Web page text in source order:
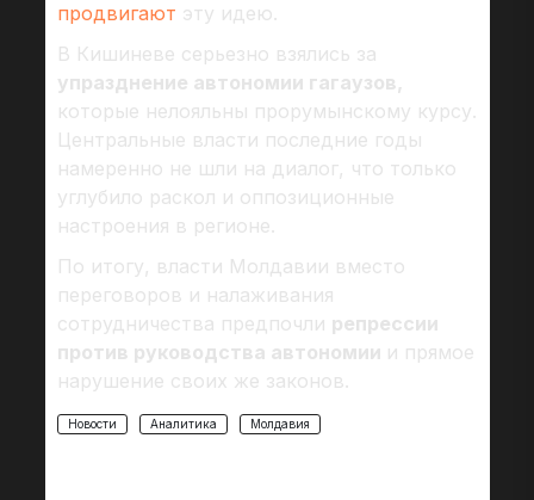
продвигают эту идею.
В Кишиневе серьезно взялись за
упразднение автономии гагаузов,
которые нелояльны прорумынскому курсу.
Центральные власти последние годы
намеренно не шли на диалог, что только
углубило раскол и оппозиционные
настроения в регионе.
По итогу, власти Молдавии вместо
переговоров и налаживания
сотрудничества предпочли репрессии
против руководства автономии и прямое
нарушение своих же законов.
Новости Аналитика Молдавия